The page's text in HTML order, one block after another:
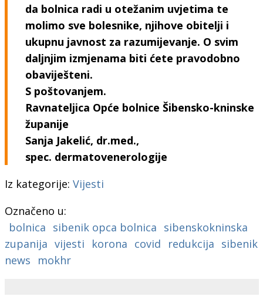
da bolnica radi u otežanim uvjetima te
molimo sve bolesnike, njihove obitelji i
ukupnu javnost za razumijevanje. O svim
daljnjim izmjenama biti ćete pravodobno
obaviješteni.
S poštovanjem.
Ravnateljica Opće bolnice Šibensko-kninske
županije
Sanja Jakelić, dr.med.,
spec. dermatovenerologije
Iz kategorije: Vijesti
Označeno u:
bolnica sibenik opca bolnica sibenskokninska
zupanija vijesti korona covid redukcija sibenik
news
mokhr